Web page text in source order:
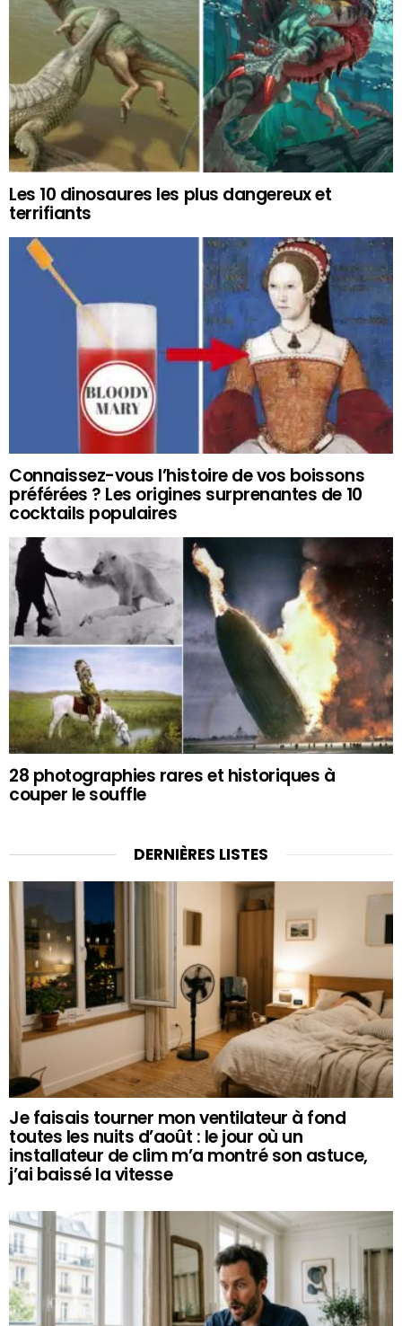
Les 10 dinosaures les plus dangereux et
terrifiants
Connaissez-vous l’histoire de vos boissons
préférées ? Les origines surprenantes de 10
cocktails populaires
28 photographies rares et historiques à
couper le souffle
DERNIÈRES LISTES
Je faisais tourner mon ventilateur à fond
toutes les nuits d’août : le jour où un
installateur de clim m’a montré son astuce,
j’ai baissé la vitesse